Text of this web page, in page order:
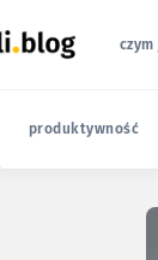
produktywność